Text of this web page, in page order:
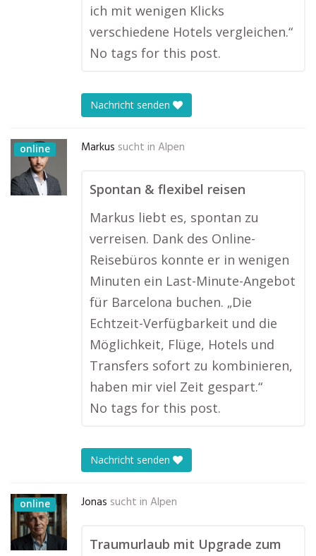
ich mit wenigen Klicks
verschiedene Hotels vergleichen.“
No tags for this post.
Nachricht senden
online Markus sucht in Alpen
Spontan & flexibel reisen
Markus liebt es, spontan zu
verreisen. Dank des Online-
Reisebüros konnte er in wenigen
Minuten ein Last-Minute-Angebot
für Barcelona buchen. „Die
Echtzeit-Verfügbarkeit und die
Möglichkeit, Flüge, Hotels und
Transfers sofort zu kombinieren,
haben mir viel Zeit gespart.“
No tags for this post.
Nachricht senden
online Jonas sucht in Alpen
Traumurlaub mit Upgrade zum